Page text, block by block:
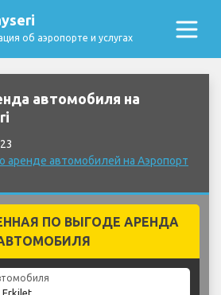
об аэропорте и услугах
автомобиля на
аренде автомобилей на Аэропорт
ПО ВЫГОДЕ АРЕНДА